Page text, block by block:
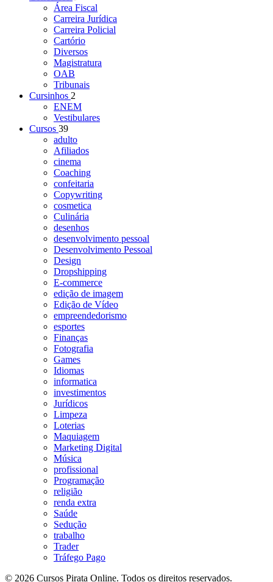
Área Fiscal
Carreira Jurídica
Carreira Policial
Cartório
Diversos
Magistratura
OAB
Tribunais
Cursinhos 2
ENEM
Vestibulares
Cursos 39
adulto
Afiliados
cinema
Coaching
confeitaria
Copywriting
cosmetica
Culinária
desenhos
desenvolvimento pessoal
Desenvolvimento Pessoal
Design
Dropshipping
E-commerce
edição de imagem
Edição de Vídeo
empreendedorismo
esportes
Finanças
Fotografia
Games
Idiomas
informatica
investimentos
Jurídicos
Limpeza
Loterias
Maquiagem
Marketing Digital
Música
profissional
Programação
religião
renda extra
Saúde
Sedução
trabalho
Trader
Tráfego Pago
© 2026 Cursos Pirata Online. Todos os direitos reservados.